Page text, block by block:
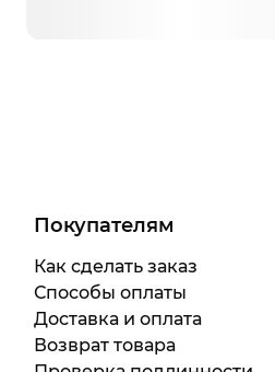
Покупателям
Как сделать заказ
Способы оплаты
Доставка и оплата
Возврат товара